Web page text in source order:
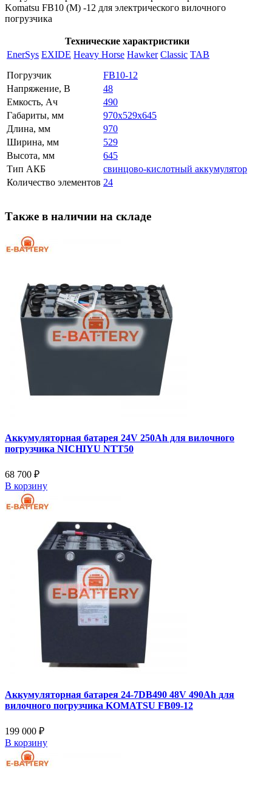
Komatsu FB10 (M) -12 для электрического вилочного
погрузчика
Технические характристики
EnerSys EXIDE Heavy Horse Hawker Classic TAB
Погрузчик
FB10-12
Напряжение, В
48
Емкость, Ач
490
Габариты, мм
970x529x645
Длина, мм
970
Ширина, мм
529
Высота, мм
645
Тип АКБ
свинцово-кислотный аккумулятор
Количество элементов 24
Также в наличии на складе
Аккумуляторная батарея 24V 250Ah для вилочного
погрузчика NICHIYU NTT50
68 700 ₽
В корзину
Аккумуляторная батарея 24-7DB490 48V 490Ah для
вилочного погрузчика KOMATSU FB09-12
199 000 ₽
В корзину